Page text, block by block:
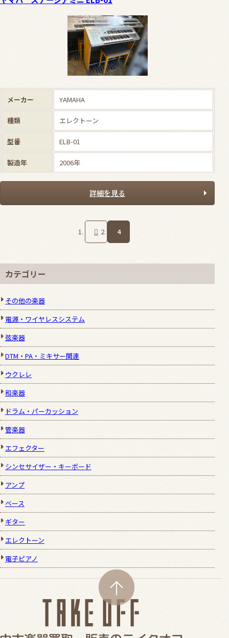
メーカー YAMAHA
種類 エレクトーン
型番 ELB-01
製造年 2006年
詳細を見る
4
カテゴリー
その他の楽器
電源・ワイヤレスシステム
弦楽器
DTM・PA・ミキサー関連
ウクレレ
和楽器
ドラム・パーカッション
管楽器
エフェクター
シンセサイザー・キーボード
アンプ
ベース
ギター
エレクトーン
電子ピアノ